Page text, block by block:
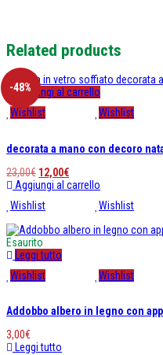
Related products
-48%
Aggiungi al carrello
Wishlist
Wishlist
decorata a mano con decoro
23,00€ Il
prezzo
era:
12,00€Il
prezzo
Aggiungi al carrello
Wishlist
Wishlist
Esaurito
Leggi tutto
Wishlist
Wishlist
Addobbo albero in legno con
3,00€
Leggi tutto